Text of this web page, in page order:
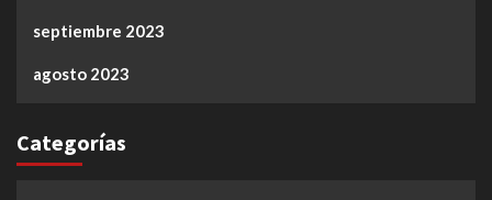
septiembre 2023
agosto 2023
Categorías